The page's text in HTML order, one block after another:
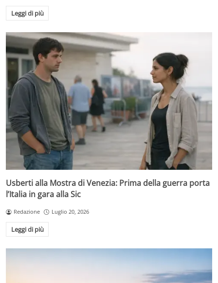
Leggi di più
Usberti alla Mostra di Venezia: Prima della guerra porta
l’Italia in gara alla Sic
Redazione Luglio 20, 2026
Leggi di più